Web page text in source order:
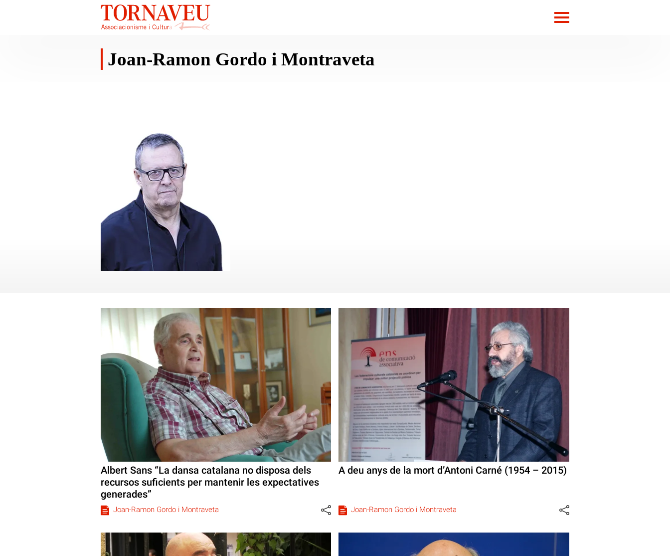
Joan-Ramon Gordo i Montraveta
Albert Sans “La dansa catalana no disposa dels
recursos suficients per mantenir les expectatives
generades”
Joan-Ramon Gordo i Montraveta
A deu anys de la mort d’Antoni Carné (1954 – 2015)
Joan-Ramon Gordo i Montraveta